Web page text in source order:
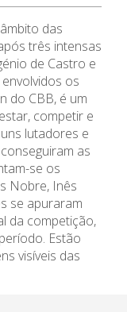
das
três intensas
de Castro e
os
do CBB, é um
competir e
lutadores e
as
se os
Nobre, Inês
se apuraram
da competição,
Estão
visíveis das